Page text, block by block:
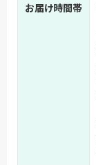
お届け時間帯